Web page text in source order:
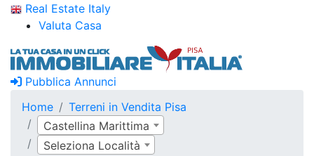
Real Estate Italy
Valuta Casa
Pubblica Annunci
Home
Terreni in Vendita Pisa
Castellina Marittima
Seleziona Località